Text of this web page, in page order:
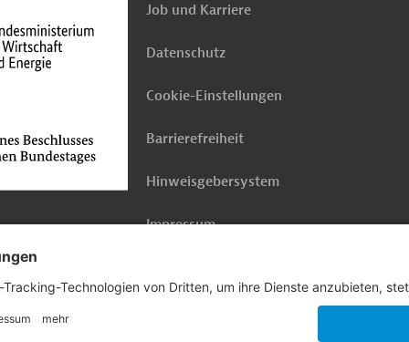
Job und Karriere
Datenschutz
Cookie-Einstellungen
Barrierefreiheit
Hinweisgebersystem
Impressum